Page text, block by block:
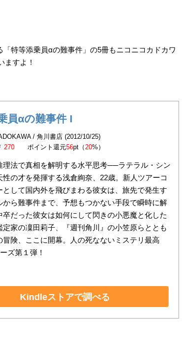
特等添乗員αの難事件」の5冊もニコニコカドカワ
ますよ！
員αの難事件 I
/ 角川書店 (2012/10/25)
270 ポイント還元56pt（ 20%）
理法で真相を解明する水平思考──ラテラル・シン
性の才を発揮する浅倉絢奈、22歳。新人ツアーコ
として国内外を飛びまわる彼女は、旅先で発生す
から難事件まで、予想もつかない手段で瞬時に解
卒だった彼女は如何にして閃きの小悪魔と化した
家の凜田莉子、『週刊角川』の小笠原らととも
冒険、ここに開幕。人の死なないミステリ最高
ズ第１弾！
Kindleストアで調べる